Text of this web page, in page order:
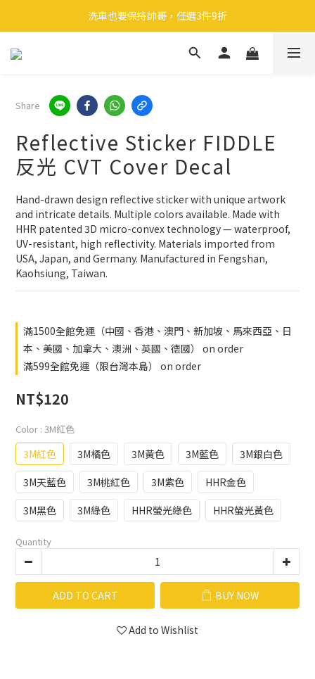
🎉 全館滿 599 免運（台灣本島）下單後 2 個工作天內寄出
洗車也要保持帥哥，任選3件9折
領取40元購物金
Share
Reflective Sticker FIDDLE
反光 CVT Cover Decal
Hand-drawn design reflective sticker with unique artwork
and intricate details. Multiple colors available. Made with
HHR patented 3D micro-convex technology — waterproof,
UV-resistant, high reflectivity. Materials imported from
USA, Japan, and Germany. Manufactured in Fengshan,
Kaohsiung, Taiwan.
滿1500全館免運（中國、香港、澳門、新加坡、馬來西亞、日
本、美國、加拿大、澳洲、英國、德國） on order
滿599全館免運（限台灣本島） on order
NT$120
Color : 3M紅色
3M紅色 3M橘色 3M黃色 3M藍色
3M銀白色
3M天藍色
3M桃紅色 3M紫色
HHR金色
3M黑色
3M綠色 HHR螢光綠色 HHR螢光黃色
Quantity
ADD TO CART BUY NOW
Add to Wishlist